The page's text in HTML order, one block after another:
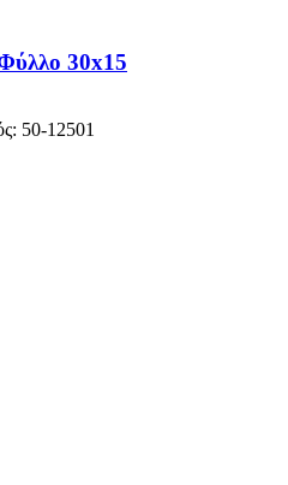
30x15
50-12501